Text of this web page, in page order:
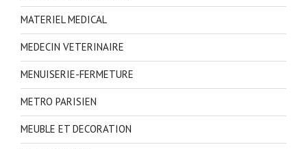
MATERIEL MEDICAL
MEDECIN VETERINAIRE
MENUISERIE-FERMETURE
METRO PARISIEN
MEUBLE ET DECORATION